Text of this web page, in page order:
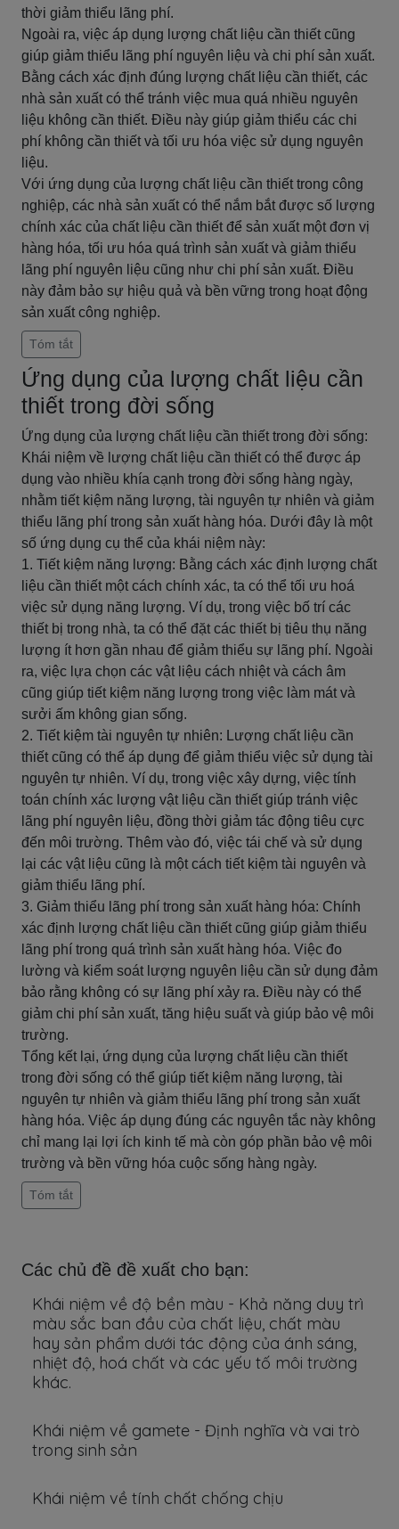
thời giảm thiểu lãng phí.
Ngoài ra, việc áp dụng lượng chất liệu cần thiết cũng
giúp giảm thiểu lãng phí nguyên liệu và chi phí sản xuất.
Bằng cách xác định đúng lượng chất liệu cần thiết, các
nhà sản xuất có thể tránh việc mua quá nhiều nguyên
liệu không cần thiết. Điều này giúp giảm thiểu các chi
phí không cần thiết và tối ưu hóa việc sử dụng nguyên
liệu.
Với ứng dụng của lượng chất liệu cần thiết trong công
nghiệp, các nhà sản xuất có thể nắm bắt được số lượng
chính xác của chất liệu cần thiết để sản xuất một đơn vị
hàng hóa, tối ưu hóa quá trình sản xuất và giảm thiểu
lãng phí nguyên liệu cũng như chi phí sản xuất. Điều
này đảm bảo sự hiệu quả và bền vững trong hoạt động
sản xuất công nghiệp.
Tóm tắt
Ứng dụng của lượng chất liệu cần
thiết trong đời sống
Ứng dụng của lượng chất liệu cần thiết trong đời sống:
Khái niệm về lượng chất liệu cần thiết có thể được áp
dụng vào nhiều khía cạnh trong đời sống hàng ngày,
nhằm tiết kiệm năng lượng, tài nguyên tự nhiên và giảm
thiểu lãng phí trong sản xuất hàng hóa. Dưới đây là một
số ứng dụng cụ thể của khái niệm này:
1. Tiết kiệm năng lượng: Bằng cách xác định lượng chất
liệu cần thiết một cách chính xác, ta có thể tối ưu hoá
việc sử dụng năng lượng. Ví dụ, trong việc bố trí các
thiết bị trong nhà, ta có thể đặt các thiết bị tiêu thụ năng
lượng ít hơn gần nhau để giảm thiểu sự lãng phí. Ngoài
ra, việc lựa chọn các vật liệu cách nhiệt và cách âm
cũng giúp tiết kiệm năng lượng trong việc làm mát và
sưởi ấm không gian sống.
2. Tiết kiệm tài nguyên tự nhiên: Lượng chất liệu cần
thiết cũng có thể áp dụng để giảm thiểu việc sử dụng tài
nguyên tự nhiên. Ví dụ, trong việc xây dựng, việc tính
toán chính xác lượng vật liệu cần thiết giúp tránh việc
lãng phí nguyên liệu, đồng thời giảm tác động tiêu cực
đến môi trường. Thêm vào đó, việc tái chế và sử dụng
lại các vật liệu cũng là một cách tiết kiệm tài nguyên và
giảm thiểu lãng phí.
3. Giảm thiểu lãng phí trong sản xuất hàng hóa: Chính
xác định lượng chất liệu cần thiết cũng giúp giảm thiểu
lãng phí trong quá trình sản xuất hàng hóa. Việc đo
lường và kiểm soát lượng nguyên liệu cần sử dụng đảm
bảo rằng không có sự lãng phí xảy ra. Điều này có thể
giảm chi phí sản xuất, tăng hiệu suất và giúp bảo vệ môi
trường.
Tổng kết lại, ứng dụng của lượng chất liệu cần thiết
trong đời sống có thể giúp tiết kiệm năng lượng, tài
nguyên tự nhiên và giảm thiểu lãng phí trong sản xuất
hàng hóa. Việc áp dụng đúng các nguyên tắc này không
chỉ mang lại lợi ích kinh tế mà còn góp phần bảo vệ môi
trường và bền vững hóa cuộc sống hàng ngày.
Tóm tắt
Các chủ đề đề xuất cho bạn:
Khái niệm về độ bền màu - Khả năng duy trì
màu sắc ban đầu của chất liệu, chất màu
hay sản phẩm dưới tác động của ánh sáng,
nhiệt độ, hoá chất và các yếu tố môi trường
khác.
Khái niệm về gamete - Định nghĩa và vai trò
trong sinh sản
Khái niệm về tính chất chống chịu